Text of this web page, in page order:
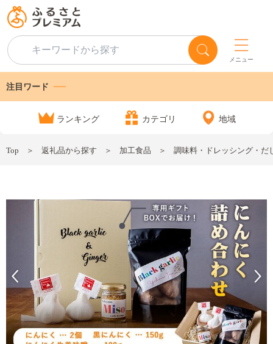
メニュー
注目ワード
ランキング カテゴリ 地域
Top 返礼品から探す 加工食品 調味料・ドレッシング・だ